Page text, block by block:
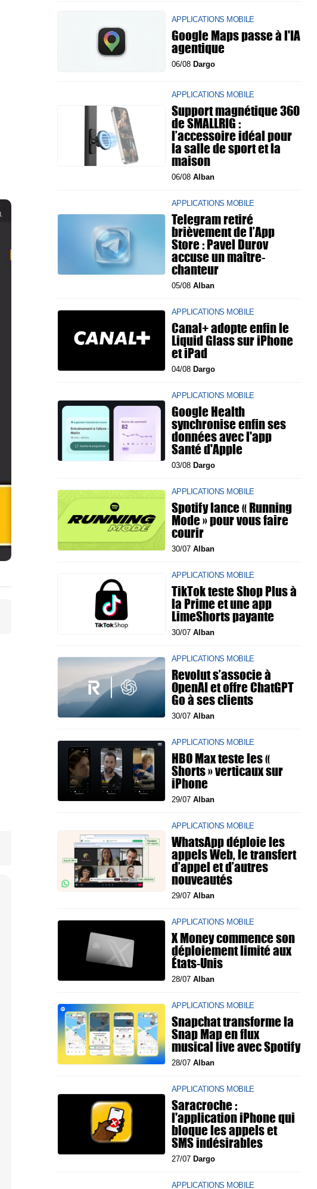
APPLICATIONS MOBILE
Google Maps passe à l'IA
agentique
06/08 Dargo
APPLICATIONS MOBILE
Support magnétique 360
de SMALLRIG :
l’accessoire idéal pour
la salle de sport et la
maison
06/08 Alban
APPLICATIONS MOBILE
Telegram retiré
brièvement de l’App
Store : Pavel Durov
accuse un maître-
chanteur
05/08 Alban
APPLICATIONS MOBILE
Canal+ adopte enfin le
Liquid Glass sur iPhone
et iPad
04/08 Dargo
APPLICATIONS MOBILE
Google Health
synchronise enfin ses
données avec l'app
Santé d'Apple
03/08 Dargo
APPLICATIONS MOBILE
Spotify lance « Running
Mode » pour vous faire
courir
30/07 Alban
APPLICATIONS MOBILE
TikTok teste Shop Plus à
la Prime et une app
LimeShorts payante
30/07 Alban
APPLICATIONS MOBILE
Revolut s’associe à
OpenAI et offre ChatGPT
Go à ses clients
30/07 Alban
APPLICATIONS MOBILE
HBO Max teste les «
Shorts » verticaux sur
iPhone
29/07 Alban
APPLICATIONS MOBILE
WhatsApp déploie les
appels Web, le transfert
d’appel et d’autres
nouveautés
29/07 Alban
APPLICATIONS MOBILE
X Money commence son
déploiement limité aux
États-Unis
28/07 Alban
APPLICATIONS MOBILE
Snapchat transforme la
Snap Map en flux
musical live avec Spotify
28/07 Alban
APPLICATIONS MOBILE
Saracroche :
l'application iPhone qui
bloque les appels et
SMS indésirables
27/07 Dargo
APPLICATIONS MOBILE